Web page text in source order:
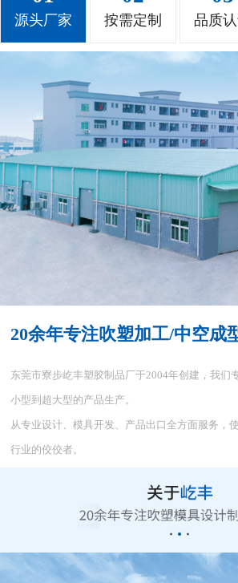
源头厂家 按需定制 品质
20余年专注吹塑加工/中空成
东莞市寮步屹丰塑胶制品厂于2004年创建，我们
小型到超大型的产品生产。
从专业设计、模具开发、产品出口全方面服务，
行业的佼佼者。